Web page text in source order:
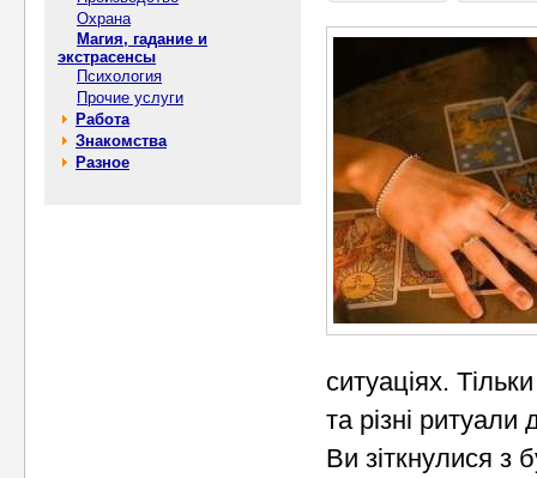
Охрана
Магия, гадание и
экстрасенсы
Психология
Прочие услуги
Работа
Знакомства
Разное
ситуаціях.
та різні
Ви зіткнулися з